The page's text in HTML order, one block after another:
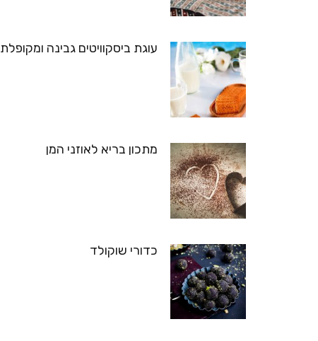
עוגת ביסקוויטים גבינה ומקופלת
מתכון בריא לאוזני המן
כדורי שוקולד